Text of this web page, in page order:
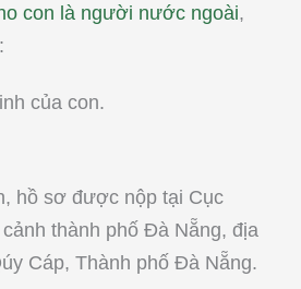
con là người nước ngoài,
của con.
hồ sơ được nộp tại Cục
thành phố Đà Nẵng, địa
Cáp, Thành phố Đà Nẵng.